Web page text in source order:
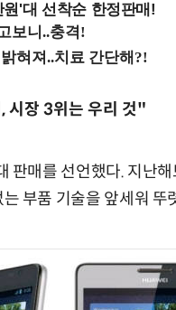
'대 선착순 한정판매!
시장 3위는 우리 것"
매를 선언했다. 지난
부품 기술을 앞세워